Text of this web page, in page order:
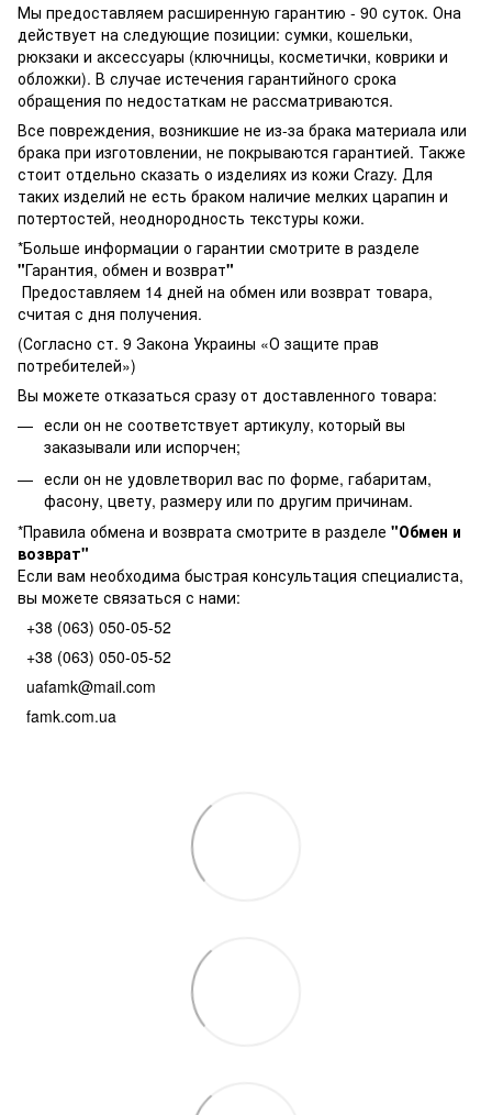
Мы предоставляем расширенную гарантию - 90 суток. Она
действует на следующие позиции: сумки, кошельки,
рюкзаки и аксессуары (ключницы, косметички, коврики и
обложки). В случае истечения гарантийного срока
обращения по недостаткам не рассматриваются.
Все повреждения, возникшие не из-за брака материала или
брака при изготовлении, не покрываются гарантией. Также
стоит отдельно сказать о изделиях из кожи Crazy. Для
таких изделий не есть браком наличие мелких царапин и
потертостей, неоднородность текстуры кожи.
*Больше информации о гарантии смотрите в разделе
"Гарантия, обмен и возврат"
Предоставляем 14 дней на обмен или возврат товара,
считая с дня получения.
(Согласно ст. 9 Закона Украины «О защите прав
потребителей»)
Вы можете отказаться сразу от доставленного товара:
если он не соответствует артикулу, который вы
заказывали или испорчен;
если он не удовлетворил вас по форме, габаритам,
фасону, цвету, размеру или по другим причинам.
*Правила обмена и возврата смотрите в разделе "Обмен и
возврат"
Если вам необходима быстрая консультация специалиста,
вы можете связаться с нами:
+38 (063) 050-05-52
+38 (063) 050-05-52
uafamk@mail.com
famk.com.ua